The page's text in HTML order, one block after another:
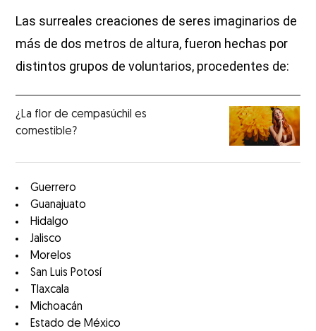
Las surreales creaciones de seres imaginarios de
más de dos metros de altura, fueron hechas por
distintos grupos de voluntarios, procedentes de:
¿La flor de cempasúchil es
comestible?
Guerrero
Guanajuato
Hidalgo
Jalisco
Morelos
San Luis Potosí
Tlaxcala
Michoacán
Estado de México